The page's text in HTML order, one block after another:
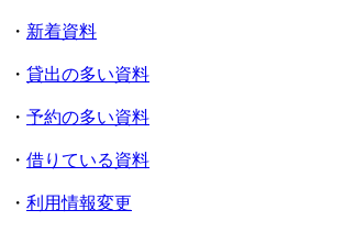
・ 新着資料
・ 貸出の多い資料
・ 予約の多い資料
・ 借りている資料
・ 利用情報変更